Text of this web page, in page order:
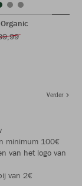
Verder
minimum 100€
van het logo van
van 2€